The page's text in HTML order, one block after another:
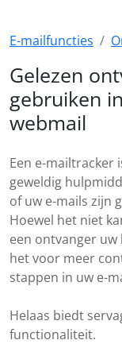
E-mailfuncties
Gelezen
gebruiken
webmail
Een e-mailtracker
geweldig
of uw e-mails zijn
Hoewel het niet
een ontvanger
het voor meer
stappen in uw e-
Helaas biedt
functionaliteit.